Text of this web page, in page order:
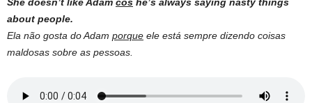
about people.
Ela não gosta do Adam porque ele está sempre dizendo coisas
maldosas sobre as pessoas.